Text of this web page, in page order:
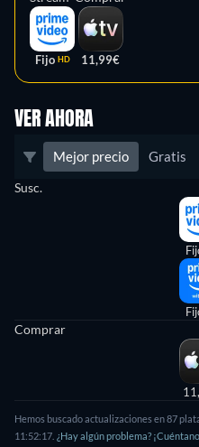
Fijo HD 11,99€
VER AHORA
Mejor precio Gratis
Susc.
Comprar
Hemos buscado actualizaciones en 87
11:52:17. ¿Hay algún problema?